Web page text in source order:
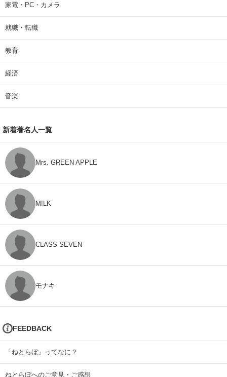
家電・PC・カメラ
就職・転職
教育
経済
音楽
新着著名人一覧
Mrs. GREEN APPLE
M!LK
CLASS SEVEN
モナキ
FEEDBACK
「ねとらぼ」ってなに？
ねとらぼへのご意見・ご感想